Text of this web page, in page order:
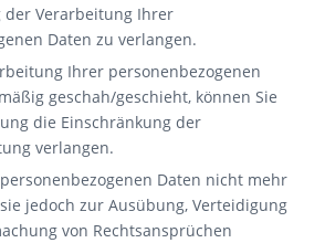
der Verarbeitung Ihrer
Daten zu verlangen.
Ihrer personenbezogenen
geschah/geschieht, können Sie
die Einschränkung der
verlangen.
Daten nicht mehr
jedoch zur Ausübung, Verteidigung
von Rechtsansprüchen